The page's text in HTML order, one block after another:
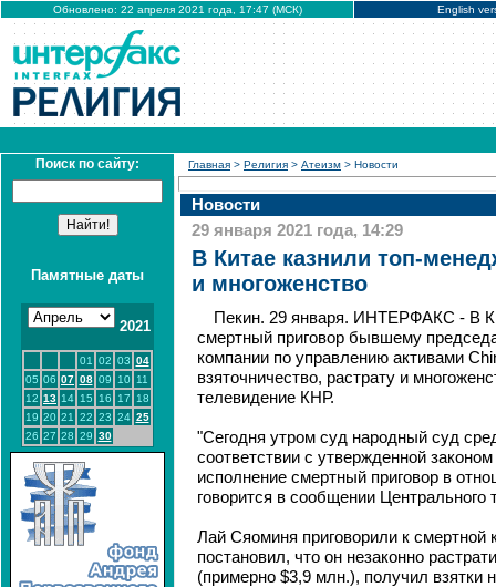
Обновлено: 22 апреля 2021 года, 17:47 (МСК) English
Поиск по сайту:
Памятные даты
2021
01 02 03 04
05 06 07 08 09 10
11
12 13 14 15 16 17
18
19 20 21 22 23 24 25
26 27 28 29 30
Главная > Религия > Атеизм > Новости
Новости
29 января 2021 года, 14:29
В Китае казнили топ-
и многоженство
Пекин. 29 января. ИНТЕРФАКС - В
смертный приговор бывшему
компании по управлению активами
взяточничество, растрату и
телевидение КНР.
"Сегодня утром суд народный суд
соответствии с утвержденной
исполнение смертный приговор в
говорится в сообщении Центрального
Лай Сяоминя приговорили к смертной
постановил, что он незаконно
(примерно $3,9 млн.), получил взятки